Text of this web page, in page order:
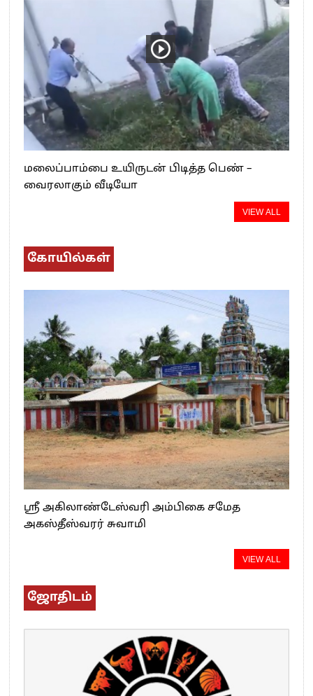
மலைப்பாம்பை உயிருடன் பிடித்த பெண் –
வைரலாகும் வீடியோ
VIEW ALL
கோயில்கள்
ஸ்ரீ அகிலாண்டேஸ்வரி அம்பிகை சமேத
அகஸ்தீஸ்வரர் சுவாமி
VIEW ALL
ஜோதிடம்